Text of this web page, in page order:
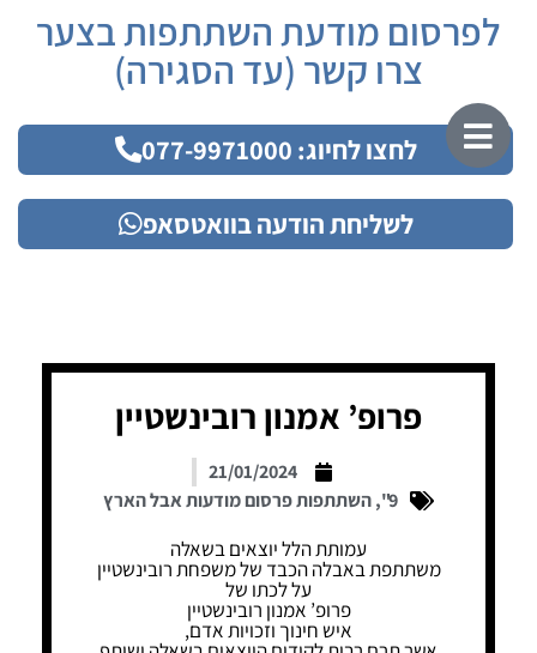
לפרסום מודעת השתתפות בצער
צרו קשר (עד הסגירה)
לחצו לחיוג: 077-9971000
לשליחת הודעה בוואטסאפ
פרופ’ אמנון רובינשטיין
21/01/2024
9"
,השתתפות פרסום מודעות אבל הארץ
עמותת הלל יוצאים בשאלה
משתתפת באבלה הכבד של משפחת רובינשטיין
על לכתו של
פרופ’ אמנון רובינשטיין
איש חינוך וזכויות אדם,